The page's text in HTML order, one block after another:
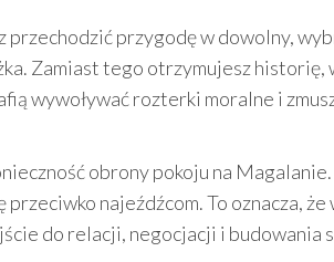
przechodzić przygodę w dowolny,
Zamiast tego otrzymujesz historię,
wywoływać rozterki moralne i
obrony pokoju na
najeźdźcom. To oznacza,
do relacji, negocjacji i budowania